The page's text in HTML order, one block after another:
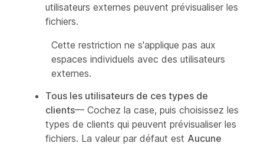
utilisateurs externes peuvent prévisualiser les
fichiers.
Cette restriction ne s'applique pas aux
espaces individuels avec des utilisateurs
externes.
Tous les utilisateurs de ces types de
clients— Cochez la case, puis choisissez les
types de clients qui peuvent prévisualiser les
fichiers. La valeur par défaut est Aucune